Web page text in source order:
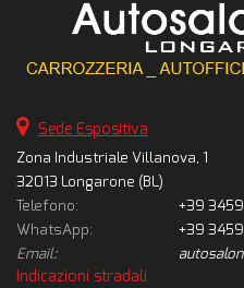
Sede Espositiva
Zona Industriale Villanova, 1
32013 Longarone (BL)
Telefono:
+39
WhatsApp:
+39
Email:
Indicazioni stradali